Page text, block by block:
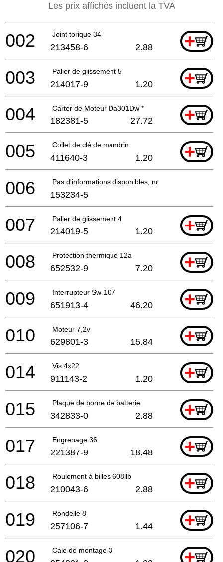
Les prix affichés incluent la TVA
Joint torique 34 +
002 213458-6 2.88
Palier de glissement 5 +
003 214017-9 1.20
Carter de Moteur Da301Dw * +
004 182381-5 27.72
Collet de clé de mandrin +
005 411640-3 1.20
Pas d'informations disponibles, non commandable
006 153234-5
Palier de glissement 4 +
007 214019-5 1.20
Protection thermique 12a +
008 652532-9 7.20
Interrupteur Sw-107 +
009 651913-4 46.20
Moteur 7,2v +
010 629801-3 15.84
Vis 4x22 +
014 911143-2 1.20
Plaque de borne de batterie +
015 342833-0 2.88
Engrenage 36 +
017 221387-9 18.48
Roulement à billes 608llb +
018 210043-6 2.88
Rondelle 8 +
019 257106-7 1.44
Cale de montage 3 +
020